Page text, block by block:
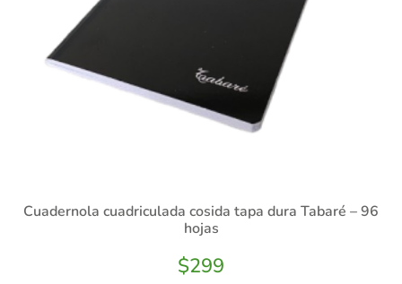
Cuadernola cuadriculada cosida tapa dura Tabaré – 96
hojas
$299